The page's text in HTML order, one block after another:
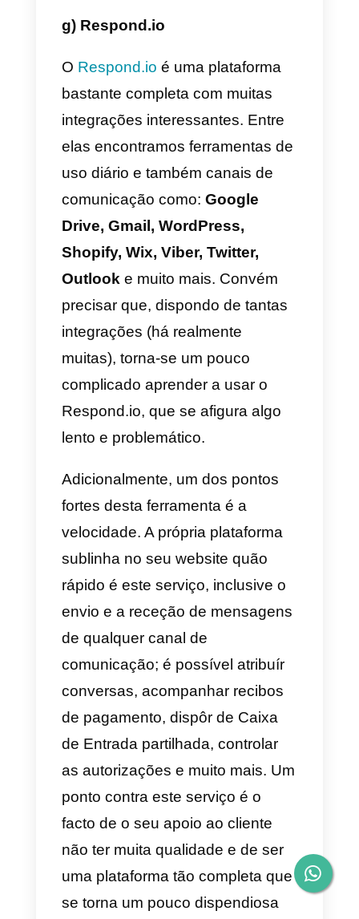
que podemos visualizar são:
tempo de resposta, número de
mensagens enviadas, número
casos acompanhados e muito
mais.
O que torna esta solução muito
atrativa é o facto de possuir um
sistema integrado de gestão de
reservas que te possibilita gerir
todas as compras ou solicitações
de clientes no teu website, o que
funciona perfeitamente para lojas
online, comércio eletrónico e
de retalho. Por fim, o Hiwabot
oferece tambémchatbots
automatizar
simplificar processos específicos.
f) Sirena
A Sirenaé uma aplicação
bastante completa, dispõe de